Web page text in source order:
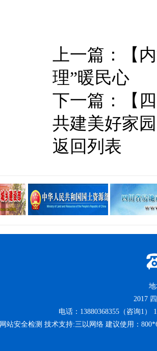
上一篇：
【
理”暖民心
下一篇：
【
共建美好家
返回列表
2017
电话：13880368355（咨询1）
网站安全检测 技术支持:三以网络 建议使用：